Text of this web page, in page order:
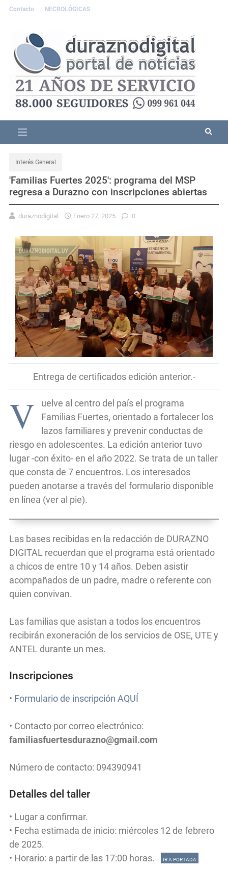
Contacto NECROLÓGICAS
Interés General
'Familias Fuertes 2025': programa del MSP
regresa a Durazno con inscripciones abiertas
duraznodigital Enero 27, 2025 0
Entrega de certificados edición anterior.-
V
uelve al centro del país el programa
Familias Fuertes, orientado a fortalecer los
lazos familiares y prevenir conductas de
riesgo en adolescentes. La edición anterior tuvo
lugar -con éxito- en el año 2022. Se trata de un taller
que consta de 7 encuentros. Los interesados
pueden anotarse a través del formulario disponible
en línea (ver al pie).
Las bases recibidas en la redacción de DURAZNO
DIGITAL recuerdan que el programa está orientado
a chicos de entre 10 y 14 años. Deben asistir
acompañados de un padre, madre o referente con
quien convivan.
Las familias que asistan a todos los encuentros
recibirán exoneración de los servicios de OSE, UTE y
ANTEL durante un mes.
Inscripciones
• Formulario de inscripción AQUÍ
• Contacto por correo electrónico:
familiasfuertesdurazno@gmail.com
Número de contacto: 094390941
Detalles del taller
• Lugar a confirmar.
• Fecha estimada de inicio: miércoles 12 de febrero
de 2025.
• Horario: a partir de las 17:00 horas.
IR A PORTADA